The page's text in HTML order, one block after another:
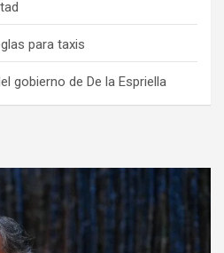
para taxis
gobierno de De la Espriella